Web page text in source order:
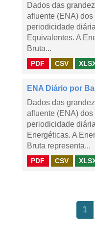
Dados das
afluente (ENA)
periodicidade
Equivalentes. A
Bruta...
PDF CSV
ENA Diário por
Dados das
afluente (ENA)
periodicidade
Energéticas. A
Bruta representa...
PDF CSV
1